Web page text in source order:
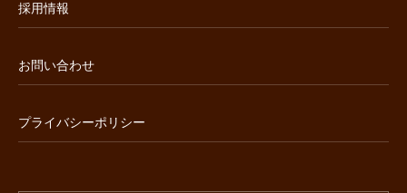
採用情報
お問い合わせ
プライバシーポリシー